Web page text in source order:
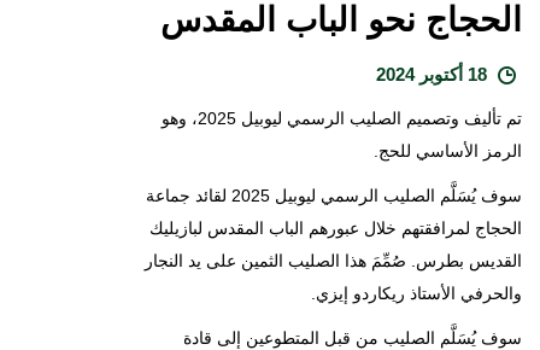
الحجاج نحو الباب المقدس
تم تأليف وتصميم الصليب الرسمي ليوبيل 2025، وهو
الرمز الأساسي للحج.
سوف يُسَلَّم الصليب الرسمي ليوبيل 2025 لقائد جماعة
الحجاج لمرافقتهم خلال عبورهم الباب المقدس لبازيليك
القديس بطرس. صُمِّمَ هذا الصليب الثمين على يد النجار
والحرفي الأستاذ ريكاردو إيزي.
سوف يُسَلَّم الصليب من قبل المتطوعين إلى قادة